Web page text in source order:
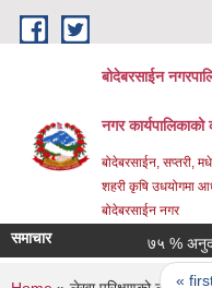
Skip to main content
बोदेबरसाईन
नगर कार्यपालिकाको
बोदेबरसाईन, सप्तरी,
शहरी कृषि उधयोगमा
बोदेबरसाईन नगर
समाचार ७५ %
« first